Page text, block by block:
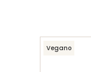
Vegano